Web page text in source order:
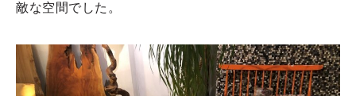
敵な空間でした。